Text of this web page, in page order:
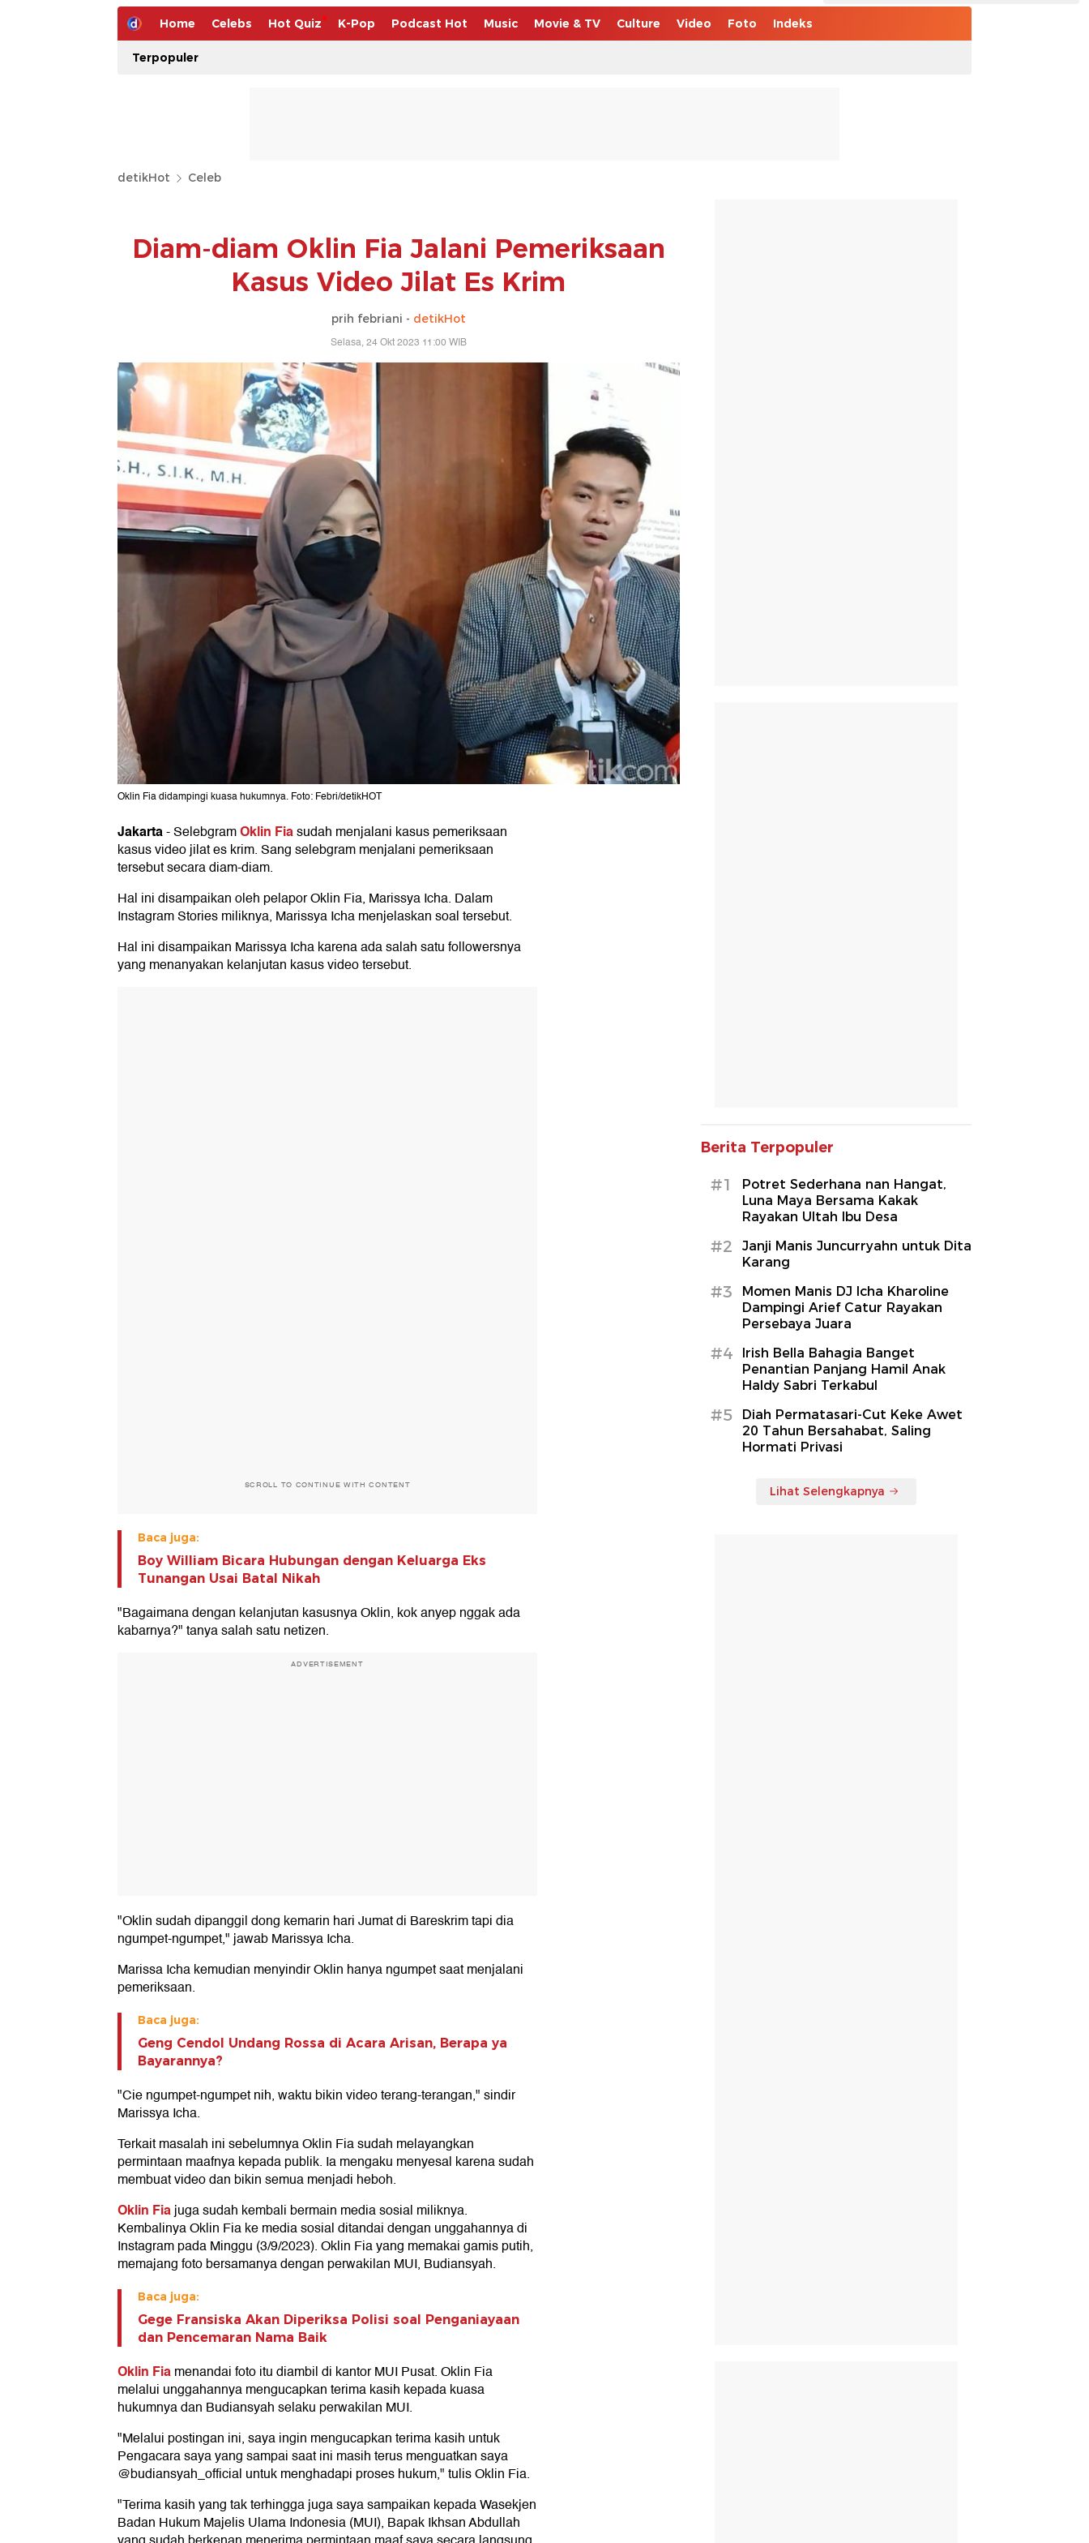
Home Celebs Hot Quiz K-Pop Podcast Hot Music Movie & TV Culture Video Foto Indeks
Terpopuler
detikHot Celeb
Diam-diam Oklin Fia Jalani Pemeriksaan
Kasus Video Jilat Es Krim
prih febriani - detikHot
Selasa, 24 Okt 2023 11:00 WIB
Oklin Fia didampingi kuasa hukumnya. Foto: Febri/detikHOT
Jakarta-SelebgramOklin Fiasudah menjalani kasus pemeriksaan
kasus video jilat es krim. Sang selebgram menjalani pemeriksaan
tersebut secara diam-diam.
Hal ini disampaikan oleh pelapor Oklin Fia, Marissya Icha. Dalam
Instagram Stories miliknya, Marissya Icha menjelaskan soal tersebut.
Hal ini disampaikan Marissya Icha karena ada salah satu followersnya
yang menanyakan kelanjutan kasus video tersebut.
SCROLL TO CONTINUE WITH CONTENT
Baca juga:
Boy William Bicara Hubungan dengan Keluarga Eks
Tunangan Usai Batal Nikah
"Bagaimana dengan kelanjutan kasusnya Oklin, kok anyep nggak ada
kabarnya?" tanya salah satu netizen.
ADVERTISEMENT
"Oklin sudah dipanggil dong kemarin hari Jumat di Bareskrim tapi dia
ngumpet-ngumpet," jawab Marissya Icha.
Marissa Icha kemudian menyindir Oklin hanya ngumpet saat menjalani
pemeriksaan.
Baca juga:
Geng Cendol Undang Rossa di Acara Arisan, Berapa ya
Bayarannya?
"Cie ngumpet-ngumpet nih, waktu bikin video terang-terangan," sindir
Marissya Icha.
Terkait masalah ini sebelumnya Oklin Fia sudah melayangkan
permintaan maafnya kepada publik. Ia mengaku menyesal karena sudah
membuat video dan bikin semua menjadi heboh.
Oklin Fiajuga sudah kembali bermain media sosial miliknya.
Kembalinya Oklin Fia ke media sosial ditandai dengan unggahannya di
Instagram pada Minggu (3/9/2023). Oklin Fia yang memakai gamis putih,
memajang foto bersamanya dengan perwakilan MUI, Budiansyah.
Baca juga:
Gege Fransiska Akan Diperiksa Polisi soal Penganiayaan
dan Pencemaran Nama Baik
Oklin Fiamenandai foto itu diambil di kantor MUI Pusat. Oklin Fia
melalui unggahannya mengucapkan terima kasih kepada kuasa
hukumnya dan Budiansyah selaku perwakilan MUI.
"Melalui postingan ini, saya ingin mengucapkan terima kasih untuk
Pengacara saya yang sampai saat ini masih terus menguatkan saya
@budiansyah_official untuk menghadapi proses hukum," tulis Oklin Fia.
"Terima kasih yang tak terhingga juga saya sampaikan kepada Wasekjen
Badan Hukum Majelis Ulama Indonesia (MUI), Bapak Ikhsan Abdullah
Berita Terpopuler
#1
Potret Sederhana nan Hangat,
Luna Maya Bersama Kakak
Rayakan Ultah Ibu Desa
#2
Janji Manis Juncurryahn untuk Dita
Karang
#3
Momen Manis DJ Icha Kharoline
Dampingi Arief Catur Rayakan
Persebaya Juara
#4
Irish Bella Bahagia Banget
Penantian Panjang Hamil Anak
Haldy Sabri Terkabul
#5
Diah Permatasari-Cut Keke Awet
20 Tahun Bersahabat, Saling
Hormati Privasi
Lihat Selengkapnya